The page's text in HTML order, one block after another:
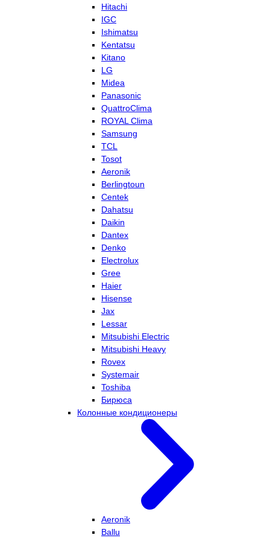
Hitachi
IGC
Ishimatsu
Kentatsu
Kitano
LG
Midea
Panasonic
QuattroClima
ROYAL Clima
Samsung
TCL
Tosot
Aeronik
Berlingtoun
Centek
Dahatsu
Daikin
Dantex
Denko
Electrolux
Gree
Haier
Hisense
Jax
Lessar
Mitsubishi Electric
Mitsubishi Heavy
Rovex
Systemair
Toshiba
Бирюса
Колонные кондиционеры
Aeronik
Ballu